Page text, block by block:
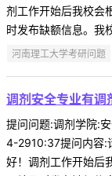
剂工作开始后我校会
时发布缺额信息。我
河南理工大学考研问题
调剂安全专业有调
提问问题:调剂学院:
4-2910:37提问内容:
好！调剂工作开始后